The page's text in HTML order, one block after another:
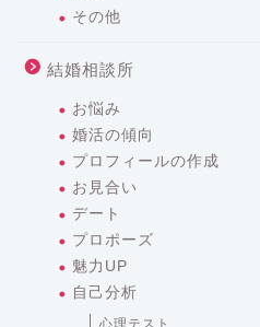
その他
結婚相談所
お悩み
婚活の傾向
プロフィールの作成
お見合い
デート
プロポーズ
魅力UP
自己分析
心理テスト